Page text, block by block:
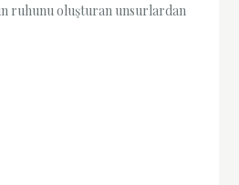
ruhunu oluşturan unsurlardan